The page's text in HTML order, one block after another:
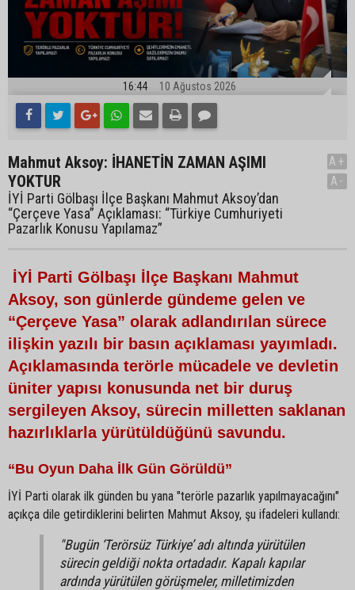
16:44 10 Ağustos 2026
Mahmut Aksoy: İHANETİN ZAMAN AŞIMI
YOKTUR
İYİ Parti Gölbaşı İlçe Başkanı Mahmut Aksoy’dan
“Çerçeve Yasa” Açıklaması: “Türkiye Cumhuriyeti
Pazarlık Konusu Yapılamaz”
A+
A-
İYİ Parti Gölbaşı İlçe Başkanı Mahmut
Aksoy, son günlerde gündeme gelen ve
“Çerçeve Yasa” olarak adlandırılan sürece
ilişkin yazılı bir basın açıklaması yayımladı.
Açıklamasında terörle mücadele ve devletin
üniter yapısı konusunda net bir duruş
sergileyen Aksoy, sürecin milletten saklanan
hazırlıklarla yürütüldüğünü savundu.
“Bu Oyun Daha İlk Gün Görüldü”
İYİ Parti olarak ilk günden bu yana "terörle pazarlık yapılmayacağını"
açıkça dile getirdiklerini belirten Mahmut Aksoy, şu ifadeleri kullandı:
"Bugün ‘Terörsüz Türkiye’ adı altında yürütülen
sürecin geldiği nokta ortadadır. Kapalı kapılar
ardında yürütülen görüşmeler, milletimizden